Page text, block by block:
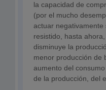
la capacidad de
(por el mucho
actuar
resistido, hasta
disminuye la
menor producción de
aumento del
de la producción, del